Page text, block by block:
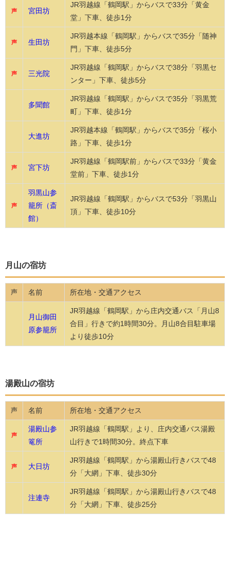
声 宮田坊
JR羽越線「鶴岡駅」からバスで33分「黄金
堂」下車、徒歩1分
声 生田坊
JR羽越本線「鶴岡駅」からバスで35分「随神
門」下車、徒歩5分
声 三光院
JR羽越線「鶴岡駅」からバスで38分「羽黒セ
ンター」下車、徒歩5分
多聞館
JR羽越線「鶴岡駅」からバスで35分「羽黒荒
町」下車、徒歩1分
大進坊
JR羽越本線「鶴岡駅」からバスで35分「桜小
路」下車、徒歩1分
声 宮下坊
JR羽越線「鶴岡駅前」からバスで33分「黄金
堂前」下車、徒歩1分
声
羽黒山参
籠所（斎
館）
JR羽越線「鶴岡駅」からバスで53分「羽黒山
頂」下車、徒歩10分
月山の宿坊
声 名前 所在地・交通アクセス
月山御田
原参籠所
JR羽越線「鶴岡駅」から庄内交通バス「月山8
合目」行きで約1時間30分。月山8合目駐車場
より徒歩10分
湯殿山の宿坊
声 名前 所在地・交通アクセス
声
湯殿山参
篭所
JR羽越線「鶴岡駅」より、庄内交通バス湯殿
山行きで1時間30分。終点下車
声 大日坊
JR羽越線「鶴岡駅」から湯殿山行きバスで48
分「大網」下車、徒歩30分
注連寺
JR羽越線「鶴岡駅」から湯殿山行きバスで48
分「大網」下車、徒歩25分